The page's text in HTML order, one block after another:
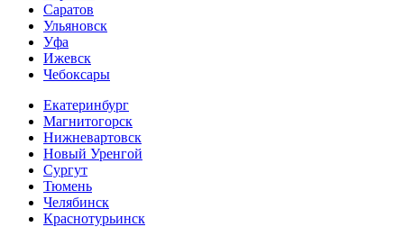
Саратов
Ульяновск
Уфа
Ижевск
Чебоксары
Екатеринбург
Магнитогорск
Нижневартовск
Новый Уренгой
Сургут
Тюмень
Челябинск
Краснотурьинск